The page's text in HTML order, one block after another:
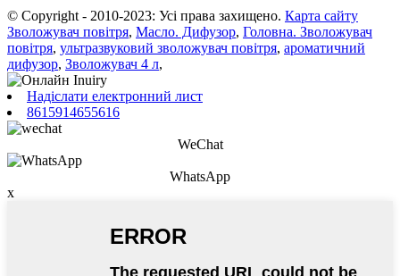
© Copyright - 2010-2023: Усі права захищено. Карта сайту
Зволожувач повітря, Масло. Дифузор, Головна. Зволожувач
повітря, ультразвуковий зволожувач повітря, ароматичний
дифузор, Зволожувач 4 л,
Надіслати електронний лист
8615914655616
WeChat
WhatsApp
x